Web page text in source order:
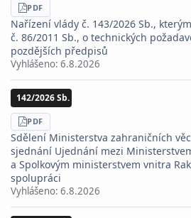
STÁHNOUT
PDF
Nařízení vlády č. 143/2026 Sb.,
č. 86/2011 Sb., o technických
pozdějších předpisů
Vyhlášeno: 6.8.2026
142/2026 Sb.
STÁHNOUT
PDF
Sdělení Ministerstva zahraničních
sjednání Ujednání mezi
a Spolkovým ministerstvem vnitra
spolupráci
Vyhlášeno: 6.8.2026